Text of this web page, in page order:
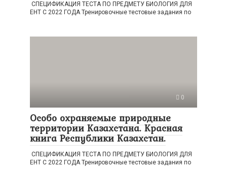
СПЕЦИФИКАЦИЯ ТЕСТА ПО ПРЕДМЕТУ БИОЛОГИЯ ДЛЯ
ЕНТ С 2022 ГОДА Тренировочные тестовые задания по
0
Особо охраняемые природные
территории Казахстана. Красная
книга Республики Казахстан.
СПЕЦИФИКАЦИЯ ТЕСТА ПО ПРЕДМЕТУ БИОЛОГИЯ ДЛЯ
ЕНТ С 2022 ГОДА Тренировочные тестовые задания по